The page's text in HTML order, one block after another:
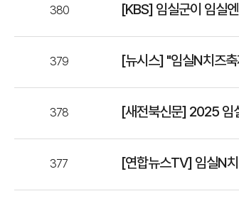
380 [KBS] 임실군이 임실
379 [뉴시스] "임실N치즈
378 [새전북신문] 2025 임
377 [연합뉴스TV] 임실N